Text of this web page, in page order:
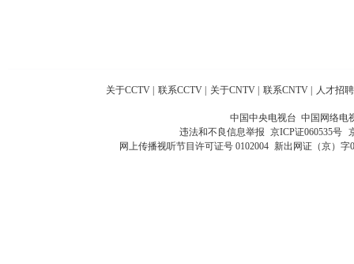
关于CCTV 联系CCTV 关于CNTV 联系CNTV 人才招聘
中国中央电视台 中国网络电
违法和不良信息举报 京ICP证060535号
网上传播视听节目许可证号 0102004 新出网证（京）